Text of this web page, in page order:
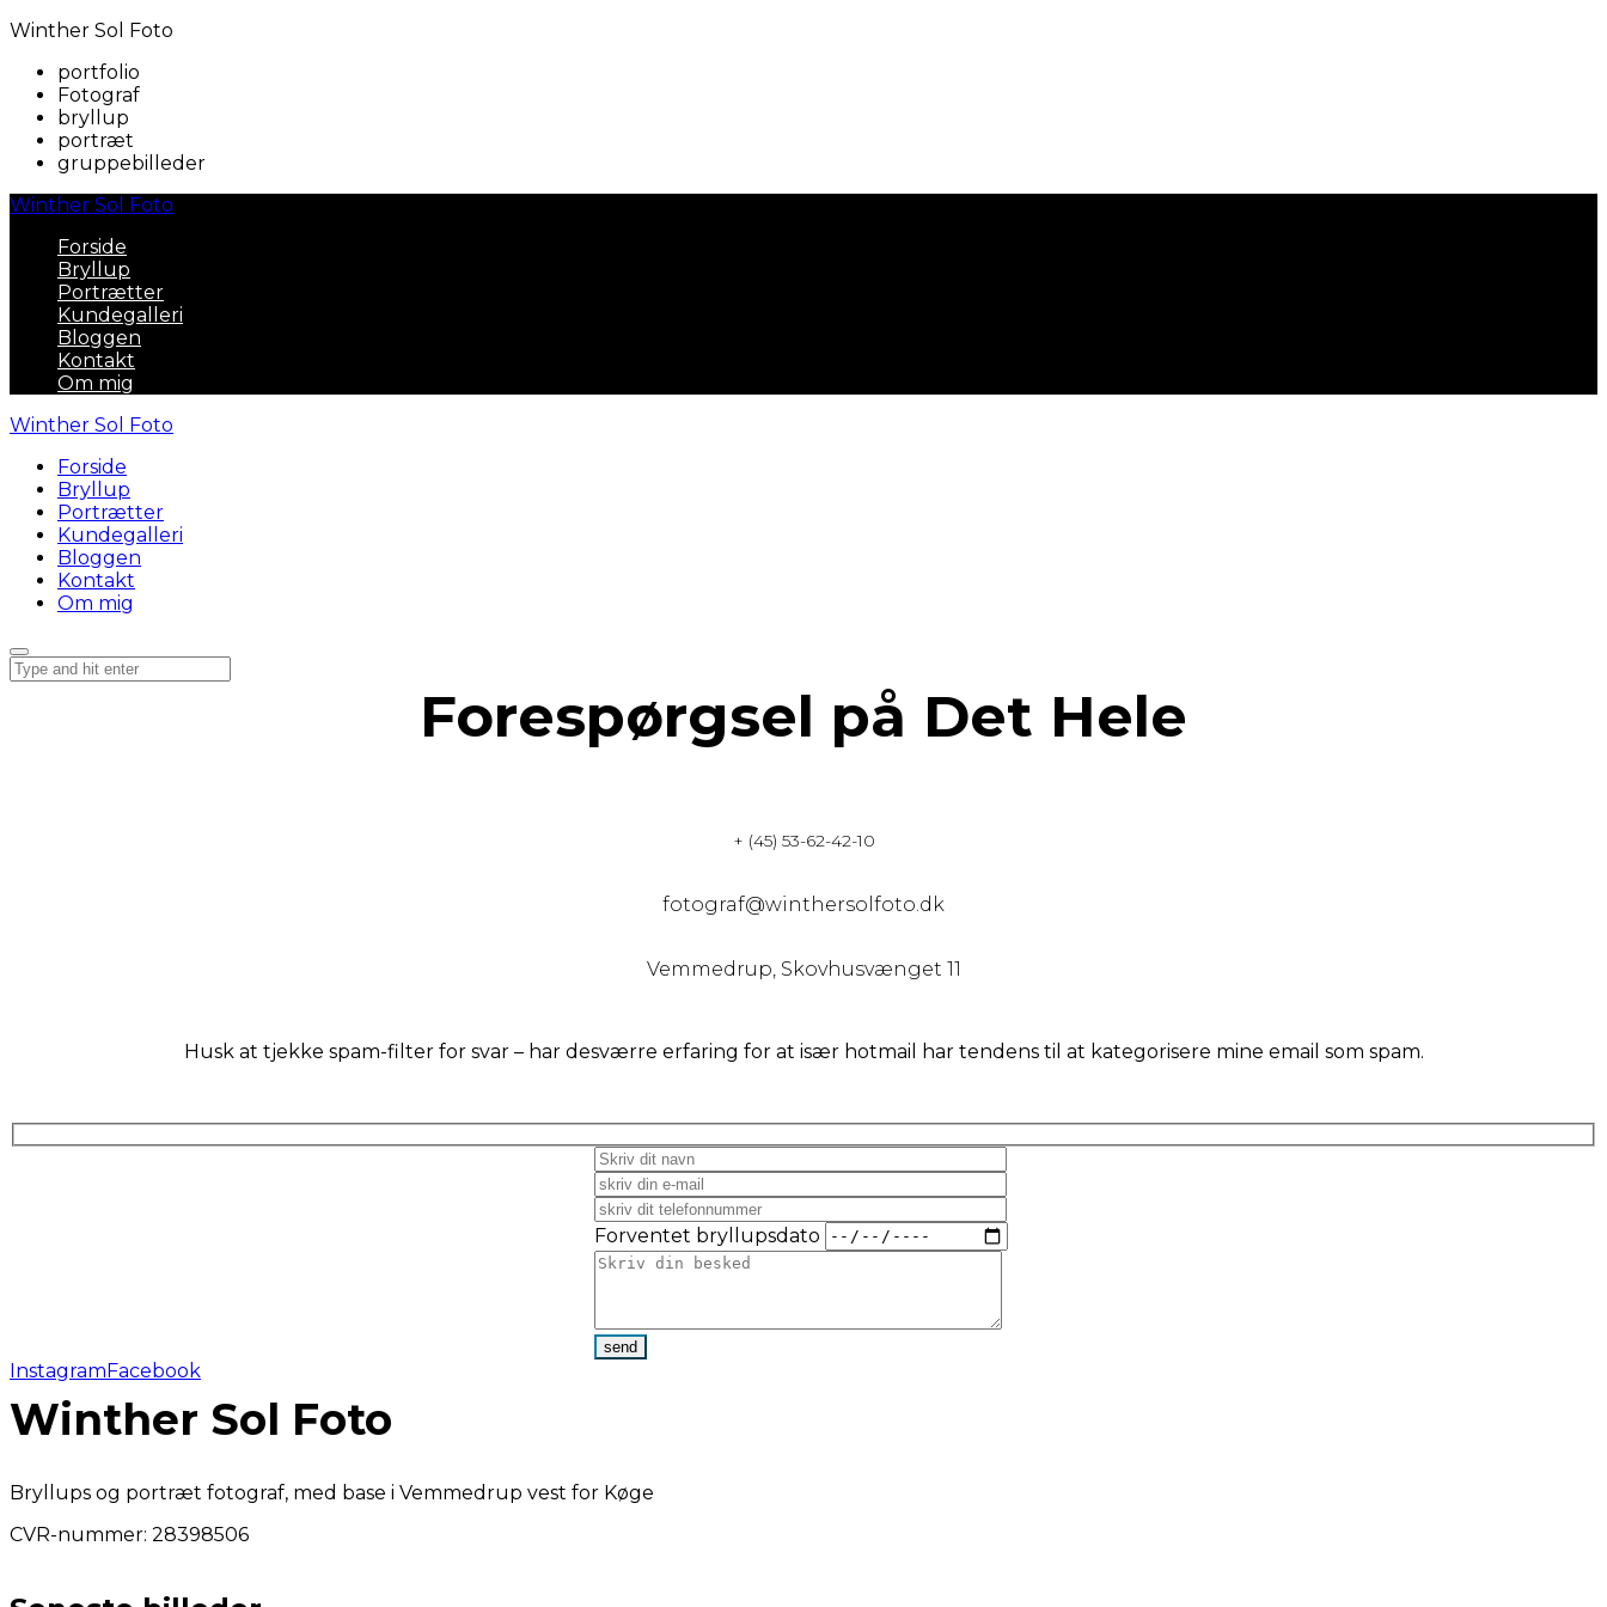
Winther Sol Foto
portfolio
Fotograf
bryllup
portræt
gruppebilleder
Winther Sol Foto
Forside
Bryllup
Portrætter
Kundegalleri
Bloggen
Kontakt
Om mig
Winther Sol Foto
Forside
Bryllup
Portrætter
Kundegalleri
Bloggen
Kontakt
Om mig
Forespørgsel på Det Hele
+ (45) 53-62-42-10
fotograf@winthersolfoto.dk
Vemmedrup, Skovhusvænget 11
Husk at tjekke spam-filter for svar – har desværre erfaring for at især hotmail har tendens til at kategorisere mine email som spam.
Forventet bryllupsdato
InstagramFacebook
Winther Sol Foto
Bryllups og portræt fotograf, med base i Vemmedrup vest for Køge
CVR-nummer: 28398506